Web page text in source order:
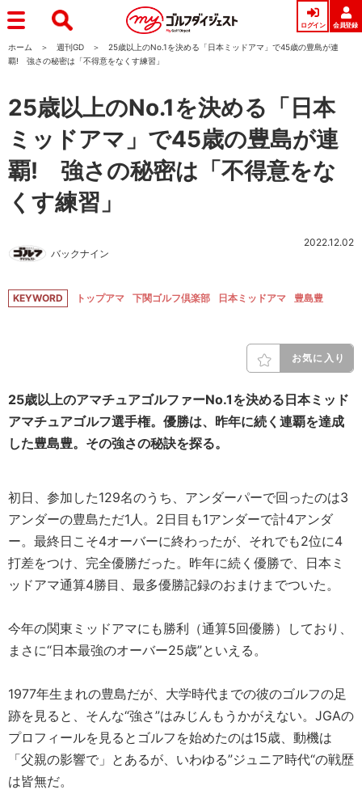
ログイン 会員登録
ホーム 週刊GD
25歳以上のNo.1を決める「日本ミッドアマ」で45歳の豊島が連
覇! 強さの秘密は「不得意をなくす練習」
25歳以上のNo.1を決める「日本
ミッドアマ」で45歳の豊島が連
覇! 強さの秘密は「不得意をな
くす練習」
バックナイン
2022.12.02
KEYWORD トップアマ 下関ゴルフ倶楽部 日本ミッドアマ 豊島豊
お気に入り
25歳以上のアマチュアゴルファーNo.1を決める日本ミッド
アマチュアゴルフ選手権。優勝は、昨年に続く連覇を達成
した豊島豊。その強さの秘訣を探る。
初日、参加した129名のうち、アンダーパーで回ったのは3
アンダーの豊島ただ1人。2日目も1アンダーで計4アンダ
ー。最終日こそ4オーバーに終わったが、それでも2位に4
打差をつけ、完全優勝だった。昨年に続く優勝で、日本ミ
ッドアマ通算4勝目、最多優勝記録のおまけまでついた。
今年の関東ミッドアマにも勝利（通算5回優勝）しており、
まさに“日本最強のオーバー25歳”といえる。
1977年生まれの豊島だが、大学時代までの彼のゴルフの足
跡を見ると、そんな“強さ”はみじんもうかがえない。JGAの
プロフィールを見るとゴルフを始めたのは15歳、動機は
「父親の影響で」とあるが、いわゆる”ジュニア時代“の戦歴
は皆無だ。